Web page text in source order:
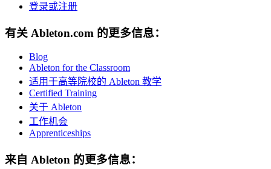
登录或注册
有关 Ableton.com 的更多信息：
Blog
Ableton for the Classroom
适用于高等院校的 Ableton 教学
Certified Training
关于 Ableton
工作机会
Apprenticeships
来自 Ableton 的更多信息：